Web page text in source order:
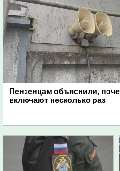
Пензенцам объяснили,
включают несколько раз